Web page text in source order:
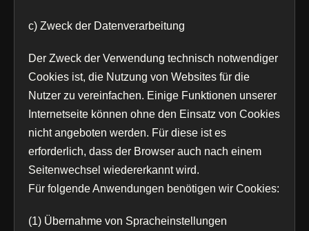
c) Zweck der Datenverarbeitung
Der Zweck der Verwendung technisch notwendiger
Cookies ist, die Nutzung von Websites für die
Nutzer zu vereinfachen. Einige Funktionen unserer
Internetseite können ohne den Einsatz von Cookies
nicht angeboten werden. Für diese ist es
erforderlich, dass der Browser auch nach einem
Seitenwechsel wiedererkannt wird.
Für folgende Anwendungen benötigen wir Cookies:
(1) Übernahme von Spracheinstellungen